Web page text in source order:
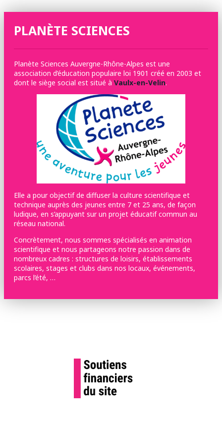
PLANÈTE SCIENCES
Planète Sciences Auvergne-Rhône-Alpes est une
association d’éducation populaire loi 1901 créé en 2003 et
dont le siège social est situé à Vaulx-en-Velin.
Elle a pour objectif de diffuser la culture scientifique et
technique auprès des jeunes entre 7 et 25 ans, de façon
ludique, en s’appuyant sur un projet éducatif commun au
réseau national.
Concrètement, nous sommes spécialisés en animation
scientifique et nous partageons notre passion dans de
nombreux cadres : structures de loisirs, établissements
scolaires, stages et clubs dans nos locaux, événements,
parcs l’été, …